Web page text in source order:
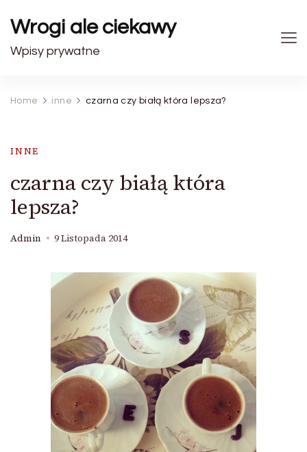
Wrogi ale ciekawy
Wpisy prywatne
Home inne czarna czy białą która lepsza?
INNE
czarna czy białą która
lepsza?
Admin 9 Listopada 2014